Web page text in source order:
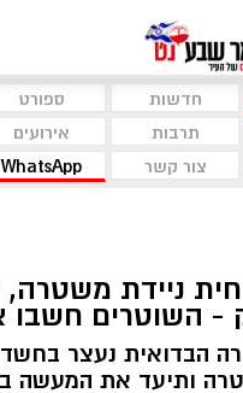
חדשות ספורט
תרבות אירועים
צור קשר WhatsApp
ניידת משטרה,
- השוטרים חשבו
הבדואית נעצר
ותיעד את המעשה